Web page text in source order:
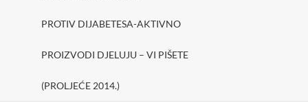
PROTIV DIJABETESA-AKTIVNO
PROIZVODI DJELUJU – VI PIŠETE
(PROLJEĆE 2014.)